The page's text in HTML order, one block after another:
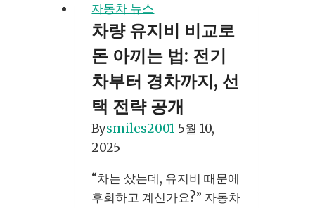
자동차 뉴스
차량 유지비 비교로
돈 아끼는 법: 전기
차부터 경차까지, 선
택 전략 공개
Bysmiles2001 5월 10,
2025
“차는 샀는데, 유지비 때문에
후회하고 계신가요?” 자동차